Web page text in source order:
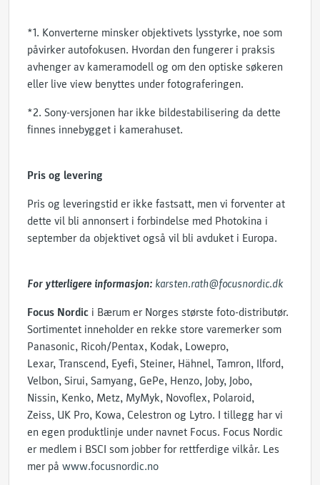
*1. Konverterne minsker objektivets lysstyrke, noe som
påvirker autofokusen. Hvordan den fungerer i praksis
avhenger av kameramodell og om den optiske søkeren
eller live view benyttes under fotograferingen.
*2. Sony-versjonen har ikke bildestabilisering da dette
finnes innebygget i kamerahuset.
Pris og levering
Pris og leveringstid er ikke fastsatt, men vi forventer at
dette vil bli annonsert i forbindelse med Photokina i
september da objektivet også vil bli avduket i Europa.
For ytterligere informasjon: karsten.rath@focusnordic.dk
Focus Nordic i Bærum er Norges største foto-distributør.
Sortimentet inneholder en rekke store varemerker som
Panasonic, Ricoh/Pentax, Kodak, Lowepro,
Lexar, Transcend, Eyefi, Steiner, Hähnel, Tamron, Ilford,
Velbon, Sirui, Samyang, GePe, Henzo, Joby, Jobo,
Nissin, Kenko, Metz, MyMyk, Novoflex, Polaroid,
Zeiss, UK Pro, Kowa, Celestron og Lytro. I tillegg har vi
en egen produktlinje under navnet Focus. Focus Nordic
er medlem i BSCI som jobber for rettferdige vilkår. Les
mer på www.focusnordic.no